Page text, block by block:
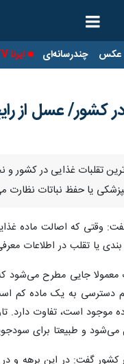
عکس چندرسانه‌ای ایرنا TV
کشور/ عسل از